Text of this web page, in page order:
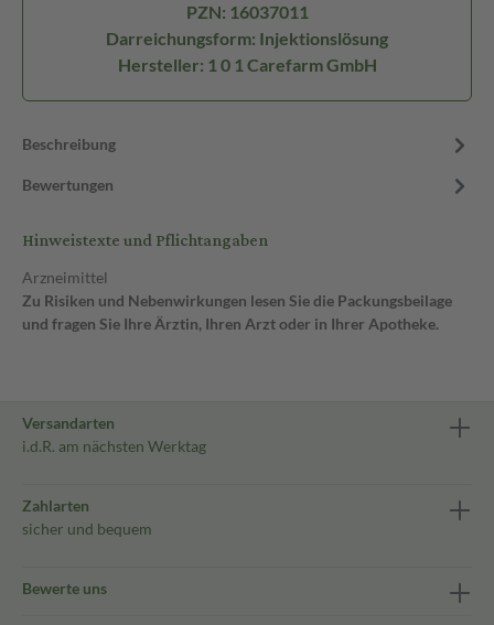
PZN: 16037011
Darreichungsform: Injektionslösung
Hersteller: 1 0 1 Carefarm GmbH
Beschreibung
Bewertungen
Hinweistexte und Pflichtangaben
Arzneimittel
Zu Risiken und Nebenwirkungen lesen Sie die Packungsbeilage
und fragen Sie Ihre Ärztin, Ihren Arzt oder in Ihrer Apotheke.
Versandarten
i.d.R. am nächsten Werktag
Zahlarten
sicher und bequem
Bewerte uns